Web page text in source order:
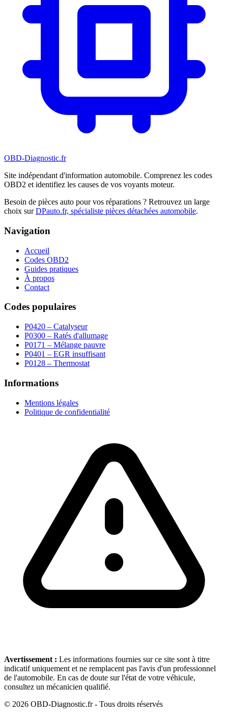
OBD-Diagnostic.fr
Site indépendant d'information automobile. Comprenez les codes
OBD2 et identifiez les causes de vos voyants moteur.
Besoin de pièces auto pour vos réparations ? Retrouvez un large
choix sur DPauto.fr, spécialiste pièces détachées automobile.
Navigation
Accueil
Codes OBD2
Guides pratiques
À propos
Contact
Codes populaires
P0420 – Catalyseur
P0300 – Ratés d'allumage
P0171 – Mélange pauvre
P0401 – EGR insuffisant
P0128 – Thermostat
Informations
Mentions légales
Politique de confidentialité
Avertissement : Les informations fournies sur ce site sont à titre
indicatif uniquement et ne remplacent pas l'avis d'un professionnel
de l'automobile. En cas de doute sur l'état de votre véhicule,
consultez un mécanicien qualifié.
© 2026 OBD-Diagnostic.fr - Tous droits réservés